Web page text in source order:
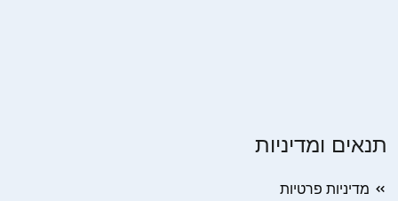
תנאים ומדיניות
מדיניות פרטיות